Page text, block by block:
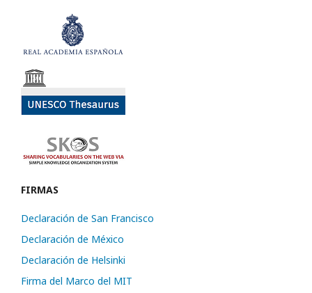
FIRMAS
Declaración de San Francisco
Declaración de México
Declaración de Helsinki
Firma del Marco del MIT